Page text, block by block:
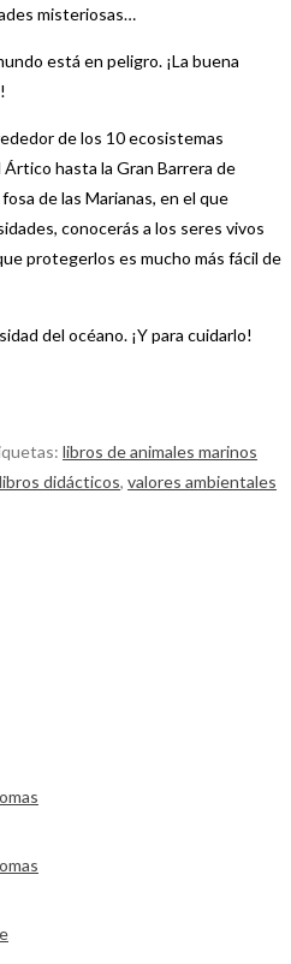
misteriosas…
está en peligro. ¡La buena
de los 10 ecosistemas
hasta la Gran Barrera de
de las Marianas, en el que
conocerás a los seres vivos
protegerlos es mucho más fácil de
del océano. ¡Y para cuidarlo!
libros de animales marinos
libros didácticos, valores ambientales